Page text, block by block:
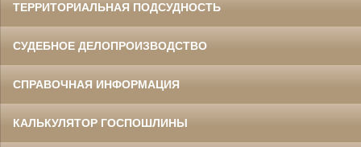
ТЕРРИТОРИАЛЬНАЯ ПОДСУДНОСТЬ
СУДЕБНОЕ ДЕЛОПРОИЗВОДСТВО
СПРАВОЧНАЯ ИНФОРМАЦИЯ
КАЛЬКУЛЯТОР ГОСПОШЛИНЫ